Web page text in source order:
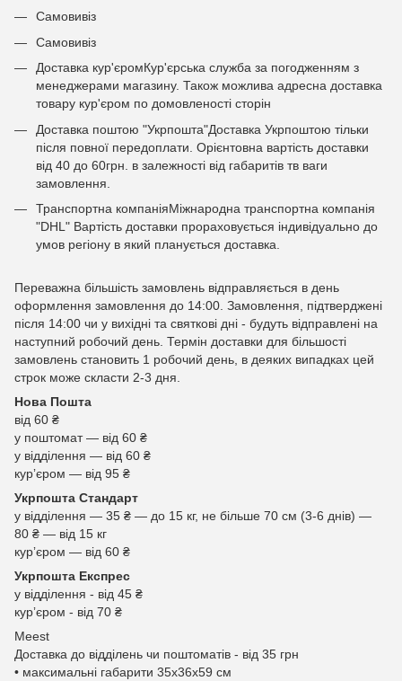
Самовивіз
Самовивіз
Доставка кур'єромКур'єрська служба за погодженням з
менеджерами магазину. Також можлива адресна доставка
товару кур'єром по домовленості сторін
Доставка поштою "Укрпошта"Доставка Укрпоштою тільки
після повної передоплати. Орієнтовна вартість доставки
від 40 до 60грн. в залежності від габаритів тв ваги
замовлення.
Транспортна компаніяМіжнародна транспортна компанія
"DHL" Вартість доставки прораховується індивідуально до
умов регіону в який планується доставка.
Переважна більшість замовлень відправляється в день
оформлення замовлення до 14:00. Замовлення, підтверджені
після 14:00 чи у вихідні та святкові дні - будуть відправлені на
наступний робочий день. Термін доставки для більшості
замовлень становить 1 робочий день, в деяких випадках цей
строк може скласти 2-3 дня.
Нова Пошта
від 60 ₴
у поштомат — від 60 ₴
у відділення — від 60 ₴
курʼєром — від 95 ₴
Укрпошта Стандарт
у відділення — 35 ₴ — до 15 кг, не більше 70 см (3-6 днів) —
80 ₴ — від 15 кг
курʼєром — від 60 ₴
Укрпошта Експрес
у відділення - від 45 ₴
курʼєром - від 70 ₴
Meest
Доставка до відділень чи поштоматів - від 35 грн
• максимальні габарити 35x36x59 см